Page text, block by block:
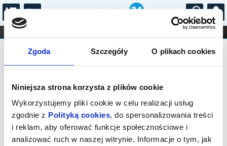
Zgoda Szczegóły O plikach cookies
Niniejsza strona korzysta z plików cookie
Wykorzystujemy pliki cookie w celu realizacji usług
zgodnie z Polityką cookies, do spersonalizowania treści
i reklam, aby oferować funkcje społecznościowe i
analizować ruch w naszej witrynie. Informacje o tym, jak
...
FILHARMONIA OPERA I BALET
STAND-UP
DLA DZIECI
Komunikat
Sprzedaż on-line została zakończona,
sprawdź dostępność biletów w kasie.
Kontakt tel.: 18 544 74 72 lub e-mail:
kino@rabka.pl